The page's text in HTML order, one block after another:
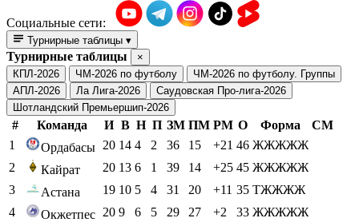
Социальные сети:
Турнирные таблицы ▾
Турнирные таблицы
×
КПЛ-2026
ЧМ-2026 по футболу
ЧМ-2026 по футболу. Группы
АПЛ-2026
Ла Лига-2026
Саудовская Про-лига-2026
Шотландский Премьершип-2026
# Команда И В Н П ЗМ ПМ РМ О Форма
СМ
1
Ордабасы 20 14 4 2 36 15 +21 46 ЖЖЖЖЖ
2
Кайрат 20 13 6 1 39 14 +25 45 ЖЖЖЖЖ
3
Астана 19 10 5 4 31 20 +11 35 ТЖЖЖЖ
4
Окжетпес 20 9 6 5 29 27 +2 33 ЖЖЖЖЖ